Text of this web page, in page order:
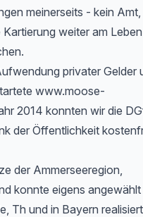
meinerseits - kein Amt,
weiter am
privater Gelder
www.moose-
2014 konnten wir die
der Öffentlichkeit
der Ammerseeregion,
konnte eigens angewählt
Th und in Bayern realisiert